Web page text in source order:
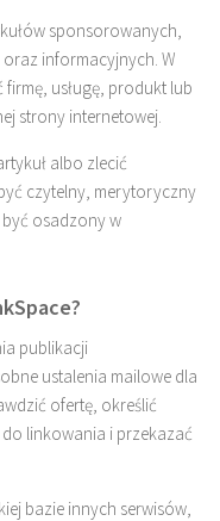
sponsorowanych,
informacyjnych. W
usługę, produkt lub
strony internetowej.
albo zlecić
czytelny, merytoryczny
osadzony w
publikacji
ustalenia mailowe dla
ofertę, określić
do linkowania i przekazać
bazie innych serwisów,